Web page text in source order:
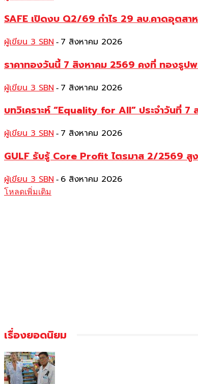
SAFE เปิดงบ Q2/69 กำไร 29 ลบ.คาดอุตสา
ผู้เขียน 3 SBN - 7 สิงหาคม 2026
ราคาทองวันนี้ 7 สิงหาคม 2569 คงที่ ทองรูป
ผู้เขียน 3 SBN - 7 สิงหาคม 2026
บทวิเคราะห์ “Equality for All” ประจำวันที่ 7
ผู้เขียน 3 SBN - 7 สิงหาคม 2026
GULF รับรู้ Core Profit ไตรมาส 2/2569 สูง
ผู้เขียน 3 SBN - 6 สิงหาคม 2026
โหลดเพิ่มเติม
เรื่องยอดนิยม